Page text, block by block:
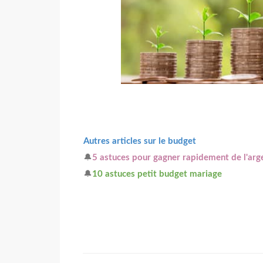
Autres articles sur le budget
🔔 5 astuces pour gagner rapidement de
🔔 10 astuces petit budget mariage